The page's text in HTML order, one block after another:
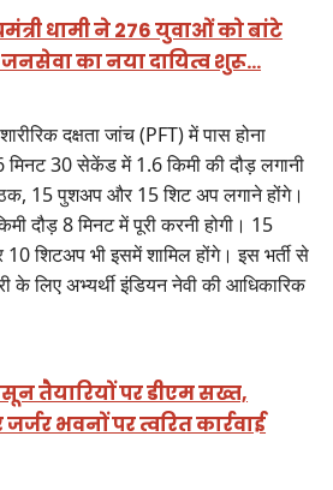
धामी ने 276 युवाओं को बांटे
जनसेवा का नया दायित्व शुरू…
दक्षता जांच (PFT) में पास होना
मिनट 30 सेकेंड में 1.6 किमी की दौड़ लगानी
15 पुशअप और 15 शिट अप लगाने होंगे।
दौड़ 8 मिनट में पूरी करनी होगी। 15
शिटअप भी इसमें शामिल होंगे। इस भर्ती से
के लिए अभ्यर्थी इंडियन नेवी की आधिकारिक
तैयारियों पर डीएम सख्त,
भवनों पर त्वरित कार्रवाई